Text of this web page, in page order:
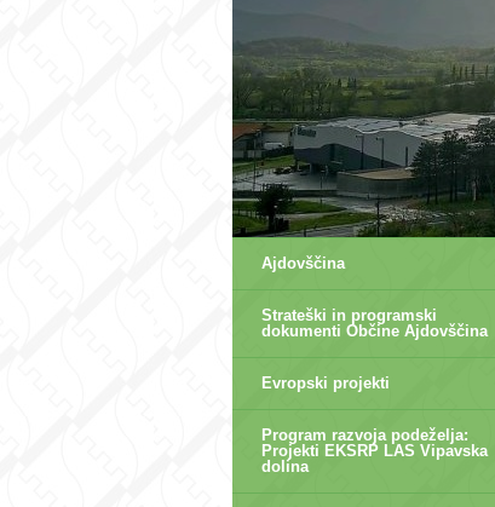
Ajdovščina
Strateški in programski
dokumenti Občine Ajdovščina
Evropski projekti
Program razvoja podeželja:
Projekti EKSRP LAS Vipavska
dolina